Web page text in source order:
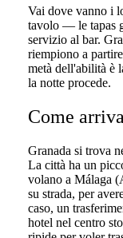
Vai dove vanno i
tavolo — le tapas
servizio al bar.
riempiono a
metà dell'abilità è
la notte procede.
Come
Granada si trova
La città ha un
volano a Málaga
su strada, per
caso, un
hotel nel centro